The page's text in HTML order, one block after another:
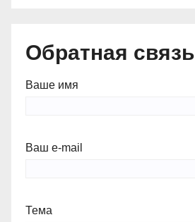
Обратная связь
Ваше имя
Ваш e-mail
Тема